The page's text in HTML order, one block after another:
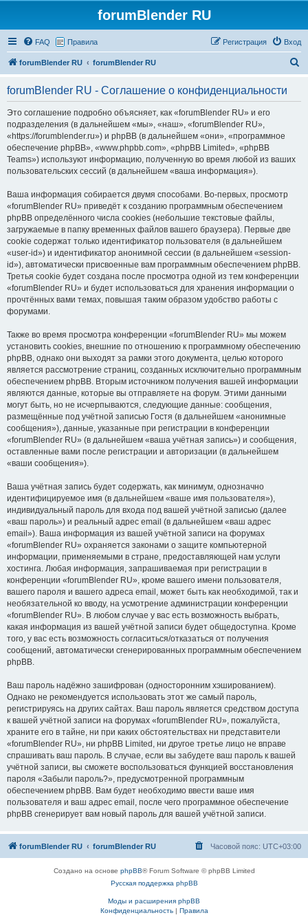
forumBlender RU
FAQ Правила Вход
Регистрация
forumBlender RU forumBlender RU
forumBlender RU - Соглашение о конфиденциальности
Это соглашение подробно объясняет, как «forumBlender RU» и его
подразделения (в дальнейшем «мы», «наш», «forumBlender RU»,
«https://forumblender.ru») и phpBB (в дальнейшем «они», «программное
обеспечение phpBB», «www.phpbb.com», «phpBB Limited», «phpBB
Teams») используют информацию, полученную во время любой из ваших
пользовательских сессий (в дальнейшем «ваша информация»).
Ваша информация собирается двумя способами. Во-первых, просмотр
«forumBlender RU» приведёт к созданию программным обеспечением
phpBB определённого числа cookies (небольшие текстовые файлы,
загружаемые в папку временных файлов вашего браузера). Первые две
cookie содержат только идентификатор пользователя (в дальнейшем
«user-id») и идентификатор анонимной сессии (в дальнейшем «session-
id»), автоматически присвоенные вам программным обеспечением phpBB.
Третья cookie будет создана после просмотра одной из тем конференции
«forumBlender RU» и будет использоваться для хранения информации о
прочтённых вами темах, повышая таким образом удобство работы с
форумами.
Также во время просмотра конференции «forumBlender RU» мы можем
установить cookies, внешние по отношению к программному обеспечению
phpBB, однако они выходят за рамки этого документа, целью которого
является рассмотрение страниц, созданных исключительно программным
обеспечением phpBB. Вторым источником получения вашей информации
являются данные, которые вы отправляете на форум. Этими данными
могут быть, но не исчерпываются, следующие данные: сообщения,
размещённые под учётной записью Гостя (в дальнейшем «анонимные
сообщения»), данные, указанные при регистрации в конференции
«forumBlender RU» (в дальнейшем «ваша учётная запись») и сообщения,
оставленные вами после регистрации и авторизации (в дальнейшем
«ваши сообщения»).
Ваша учётная запись будет содержать, как минимум, однозначно
идентифицируемое имя (в дальнейшем «ваше имя пользователя»),
индивидуальный пароль для входа под вашей учётной записью (далее
«ваш пароль») и реальный адрес email (в дальнейшем «ваш адрес
email»). Ваша информация из вашей учётной записи на форумах
«forumBlender RU» охраняется законами о защите компьютерной
информации, применяемыми в стране, предоставляющей нам услуги
хостинга. Любая информация, запрашиваемая при регистрации в
конференции «forumBlender RU», кроме вашего имени пользователя,
вашего пароля и вашего адреса email, может быть как необходимой, так и
необязательной ко вводу, на усмотрение администрации конференции
«forumBlender RU». В любом случае у вас есть возможность выбрать,
какая информация из вашей учётной записи будет общедоступна. Кроме
того, у вас есть возможность согласиться/отказаться от получения
сообщений, автоматически сгенерированных программным обеспечением
phpBB.
Ваш пароль надёжно зашифрован (односторонним хэшированием).
Однако не рекомендуется использовать этот же самый пароль,
регистрируясь на других сайтах. Ваш пароль является средством доступа
к вашей учётной записи на форумах «forumBlender RU», пожалуйста,
храните его в тайне, ни при каких обстоятельствах ни представители
«forumBlender RU», ни phpBB Limited, ни другое третье лицо не вправе
спрашивать ваш пароль. В случае, если вы забудете ваш пароль к вашей
учётной записи, вы сможете воспользоваться функцией восстановления
пароля «Забыли пароль?», предусмотренной программным
обеспечением phpBB. Вам будет необходимо ввести ваше имя
пользователя и ваш адрес email, после чего программное обеспечение
phpBB сгенерирует вам новый пароль для вашей учётной записи.
forumBlender RU forumBlender RU Часовой пояс: UTC+03:00
Создано на основе phpBB® Forum Software © phpBB Limited
Русская поддержка phpBB
Моды и расширения phpBB
Конфиденциальность| Правила